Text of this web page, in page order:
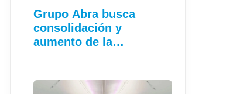
Grupo Abra busca
consolidación y
aumento de la